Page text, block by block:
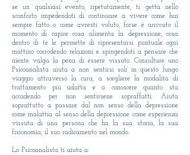
se un qualsiasi evento, ripetutamente, ti getta nello
sconforto impedendoti di continuare a vivere come hai
sempre fatto o come avresti voluto, forse è arrivato il
momento di capire cosa alimenta la depressione, cosa
dentro di te le permette di ripresentarsi puntuale ogni
mattino corrodendo relazioni e spingendoti a pensare che
niente valga la pena di essere vissuto. Consultare uno
Psicoanalista aiuta a non sentirsi soli in questo lungo
viaggio attraverso la cura, a scegliere la modalità di
trattamento più adatta e a conoscere quanto sta
accadendo per non sentirsene sopraffatti. Aiuta
soprattutto a passare dal non senso della depressione
come malattia al senso della depressione come esperienza
vissuta di una persona che ha la sua storia, la sua
fisionomia, il suo radicamento nel mondo.
Lo Psicoanalista ti aiuta a: